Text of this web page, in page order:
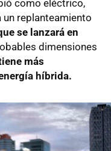
como eléctrico,
replanteamiento
se lanzará en
dimensiones
más
híbrida.